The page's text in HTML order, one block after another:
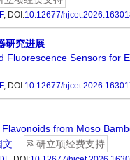
, DOI:10.12677/
研究进展
Fluorescence Sensors for
, DOI:10.12677/
from Moso
文 科研立项经费支持